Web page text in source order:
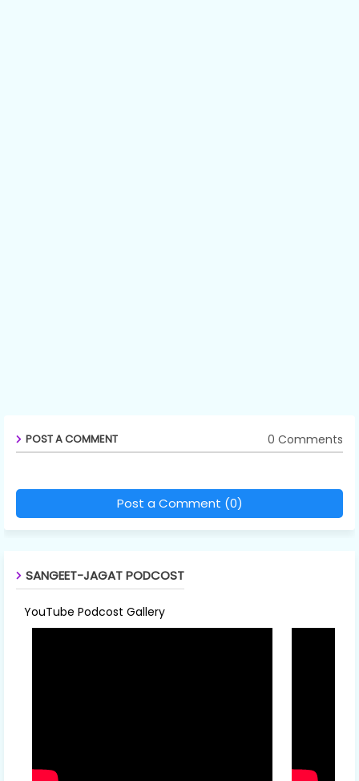
POST A COMMENT 0 Comments
Post a Comment (0)
SANGEET-JAGAT PODCOST
YouTube Podcost Gallery